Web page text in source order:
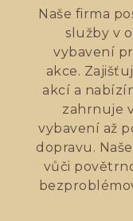
Naše firma
služby v
vybavení
akce.
akcí a
zahrnuje
vybavení až
dopravu.
vůči